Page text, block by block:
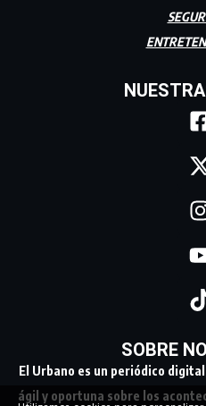
SOBRE
El Urbano es un periódico
ágil y oportuna sobre los